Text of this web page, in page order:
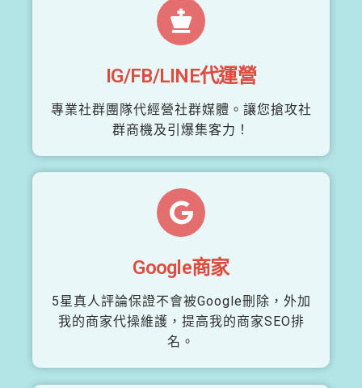
IG/FB/LINE代運營
專業社群團隊代經營社群媒體。讓您搶攻社
群商機及引爆集客力！
Google商家
5星真人評論保證不會被Google刪除，外加
我的商家代操維護，提高我的商家SEO排
名。